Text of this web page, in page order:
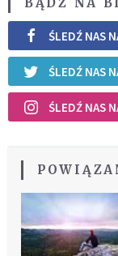
BĄDŹ NA
ŚLEDŹ NAS
ŚLEDŹ NAS
ŚLEDŹ NAS